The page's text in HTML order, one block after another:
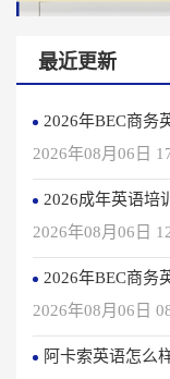
最近更新
2026年BEC商务
2026年08月06日
2026成年英语培
2026年08月06日
2026年BEC商务
2026年08月06日
阿卡索英语怎么